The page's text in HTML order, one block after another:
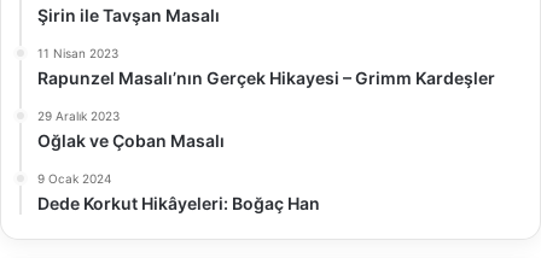
Şirin ile Tavşan Masalı
11 Nisan 2023
Rapunzel Masalı’nın Gerçek Hikayesi – Grimm Kardeşler
29 Aralık 2023
Oğlak ve Çoban Masalı
9 Ocak 2024
Dede Korkut Hikâyeleri: Boğaç Han